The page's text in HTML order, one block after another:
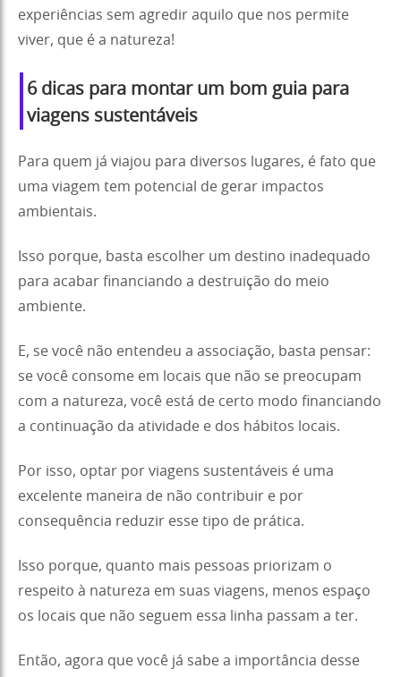
experiências sem agredir aquilo que nos permite
viver, que é a natureza!
6 dicas para montar um bom guia para
viagens sustentáveis
Para quem já viajou para diversos lugares, é fato que
uma viagem tem potencial de gerar impactos
ambientais.
Isso porque, basta escolher um destino inadequado
para acabar financiando a destruição do meio
ambiente.
E, se você não entendeu a associação, basta pensar:
se você consome em locais que não se preocupam
com a natureza, você está de certo modo financiando
a continuação da atividade e dos hábitos locais.
Por isso, optar por viagens sustentáveis é uma
excelente maneira de não contribuir e por
consequência reduzir esse tipo de prática.
Isso porque, quanto mais pessoas priorizam o
respeito à natureza em suas viagens, menos espaço
os locais que não seguem essa linha passam a ter.
Então, agora que você já sabe a importância desse